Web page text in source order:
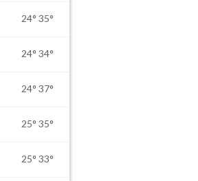
24° 35°
24° 34°
24° 37°
25° 35°
25° 33°